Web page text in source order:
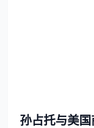
孙占托与美